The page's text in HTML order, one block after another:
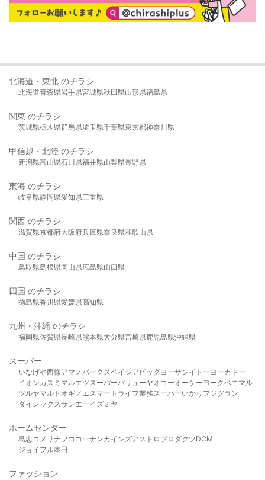
北海道・東北 のチラシ
北海道青森県岩手県宮城県秋田県山形県福島県
関東 のチラシ
茨城県栃木県群馬県埼玉県千葉県東京都神奈川県
甲信越・北陸 のチラシ
新潟県富山県石川県福井県山梨県長野県
東海 のチラシ
岐阜県静岡県愛知県三重県
関西 のチラシ
滋賀県京都府大阪府兵庫県奈良県和歌山県
中国 のチラシ
鳥取県島根県岡山県広島県山口県
四国 のチラシ
徳島県香川県愛媛県高知県
九州・沖縄 のチラシ
福岡県佐賀県長崎県熊本県大分県宮崎県鹿児島県沖縄県
スーパー
いなげや西條アマノパークスベイシア ビッグヨーサンイトーヨーカドー
イオンカスミ マルエツスーパーバリューヤオコーオーケー ヨークベニマル
ツルヤマルト オギノ エスマート ライフ業務スーパーいかり フジグラン
ダイレックスサンエーイズミヤ
ホームセンター
島忠 コメリ ナフコ コーナンカインズアストロプロダクツDCM
ジョイフル本田
ファッション